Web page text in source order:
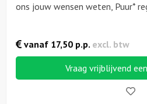
Locaties
Feesten
ons jouw wensen weten, Puur*
Vraag vrijblijvend
Like!
vanaf 17,50 p.p. excl. btw